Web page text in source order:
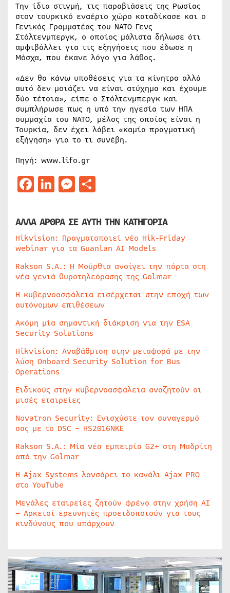
Την ίδια στιγμή, τις παραβιάσεις της Ρωσίας
στον τουρκικό εναέριο χώρο καταδίκασε και ο
Γενικός Γραμματέας του ΝΑΤΟ Γενς
Στόλτενμπεργκ, ο οποίος μάλιστα δήλωσε ότι
αμφιβάλλει για τις εξηγήσεις που έδωσε η
Μόσχα, που έκανε λόγο για λάθος.
«Δεν θα κάνω υποθέσεις για τα κίνητρα αλλά
αυτό δεν μοιάζει να είναι ατύχημα και έχουμε
δύο τέτοια», είπε ο Στόλτενμπεργκ και
συμπλήρωσε πως η υπό την ηγεσία των ΗΠΑ
συμμαχία του ΝΑΤΟ, μέλος της οποίας είναι η
Τουρκία, δεν έχει λάβει «καμία πραγματική
εξήγηση» για το τι συνέβη.
Πηγή: www.lifo.gr
Facebook
LinkedIn
Messenger
ΑΛΛΑ ΑΡΘΡΑ ΣΕ ΑΥΤΗ ΤΗΝ ΚΑΤΗΓΟΡΙΑ
Hikvision: Πραγματοποιεί νέο Hik-Friday
webinar για τα Guanlan AI Models
Rakson S.A.: Η Μούρθια ανοίγει την πόρτα στη
νέα γενιά θυροτηλεόρασης της Golmar
Η κυβερνοασφάλεια εισέρχεται στην εποχή των
αυτόνομων επιθέσεων
Ακόμη μία σημαντική διάκριση για την ESA
Security Solutions
Hikvision: Αναβάθμιση στην μεταφορά με την
λύση Onboard Security Solution for Bus
Operations
Ειδικούς στην κυβερνοασφάλεια αναζητούν οι
μισές εταιρείες
Novatron Security: Ενισχύστε τον συναγερμό
σας με το DSC – HS2016NKE
Rakson S.A.: Μία νέα εμπειρία G2+ στη Μαδρίτη
από την Golmar
Η Ajax Systems λανσάρει το κανάλι Ajax PRO
στο YouTube
Μεγάλες εταιρείες ζητούν φρένο στην χρήση AI
– Αρκετοί ερευνητές προειδοποιούν για τους
κινδύνους που υπάρχουν